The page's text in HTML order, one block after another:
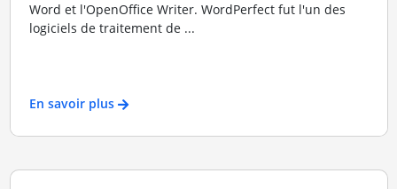
Word et l'OpenOffice Writer. WordPerfect fut l'un des
logiciels de traitement de ...
En savoir plus